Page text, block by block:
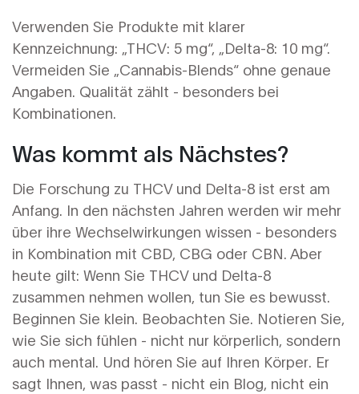
Verwenden Sie Produkte mit klarer
Kennzeichnung: „THCV: 5 mg“, „Delta-8: 10 mg“.
Vermeiden Sie „Cannabis-Blends“ ohne genaue
Angaben. Qualität zählt - besonders bei
Kombinationen.
Was kommt als Nächstes?
Die Forschung zu THCV und Delta-8 ist erst am
Anfang. In den nächsten Jahren werden wir mehr
über ihre Wechselwirkungen wissen - besonders
in Kombination mit CBD, CBG oder CBN. Aber
heute gilt: Wenn Sie THCV und Delta-8
zusammen nehmen wollen, tun Sie es bewusst.
Beginnen Sie klein. Beobachten Sie. Notieren Sie,
wie Sie sich fühlen - nicht nur körperlich, sondern
auch mental. Und hören Sie auf Ihren Körper. Er
sagt Ihnen, was passt - nicht ein Blog, nicht ein